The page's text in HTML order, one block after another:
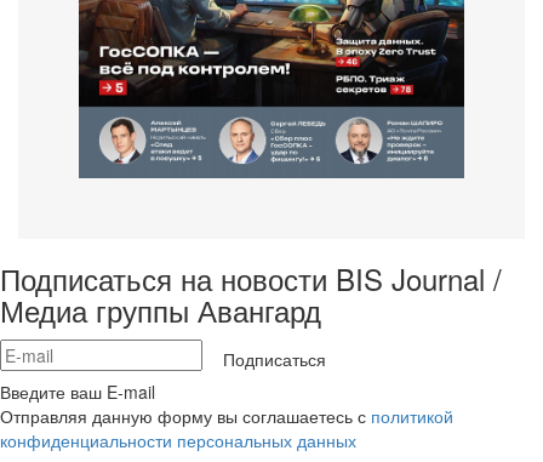
Подписаться на новости BIS Journal /
Медиа группы Авангард
Подписаться
Введите ваш E-mail
Отправляя данную форму вы соглашаетесь с политикой
конфиденциальности персональных данных